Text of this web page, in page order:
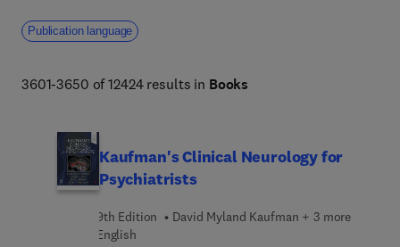
Publication language
3601-3650 of 12424 results in Books
Kaufman's Clinical Neurology for
Psychiatrists
9th Edition
David Myland Kaufman + 3 more
English